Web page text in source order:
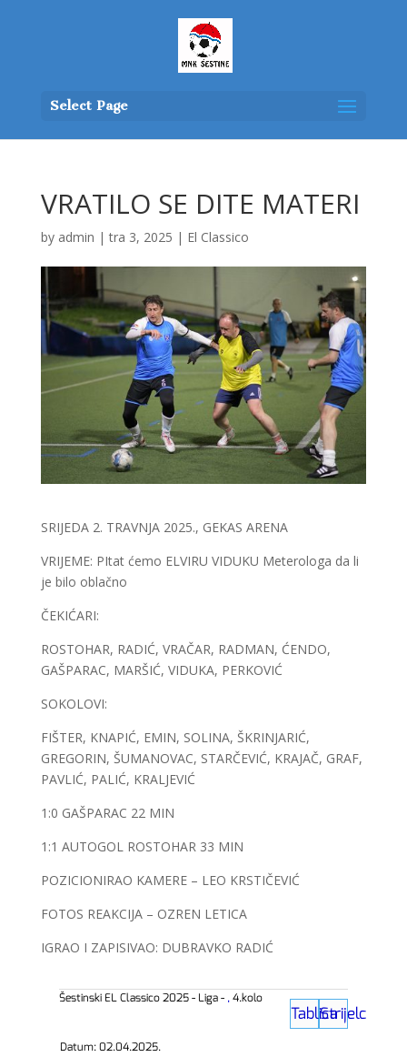
Select Page
VRATILO SE DITE MATERI
by admin |tra 3, 2025 | El Classico
SRIJEDA 2. TRAVNJA 2025., GEKAS ARENA
VRIJEME: PItat ćemo ELVIRU VIDUKU Meterologa da li
je bilo oblačno
ČEKIĆARI:
ROSTOHAR, RADIĆ, VRAČAR, RADMAN, ĆENDO,
GAŠPARAC, MARŠIĆ, VIDUKA, PERKOVIĆ
SOKOLOVI:
FIŠTER, KNAPIĆ, EMIN, SOLINA, ŠKRINJARIĆ,
GREGORIN, ŠUMANOVAC, STARČEVIĆ, KRAJAČ, GRAF,
PAVLIĆ, PALIĆ, KRALJEVIĆ
1:0 GAŠPARAC 22 MIN
1:1 AUTOGOL ROSTOHAR 33 MIN
POZICIONIRAO KAMERE – LEO KRSTIČEVIĆ
FOTOS REAKCIJA – OZREN LETICA
IGRAO I ZAPISIVAO: DUBRAVKO RADIĆ